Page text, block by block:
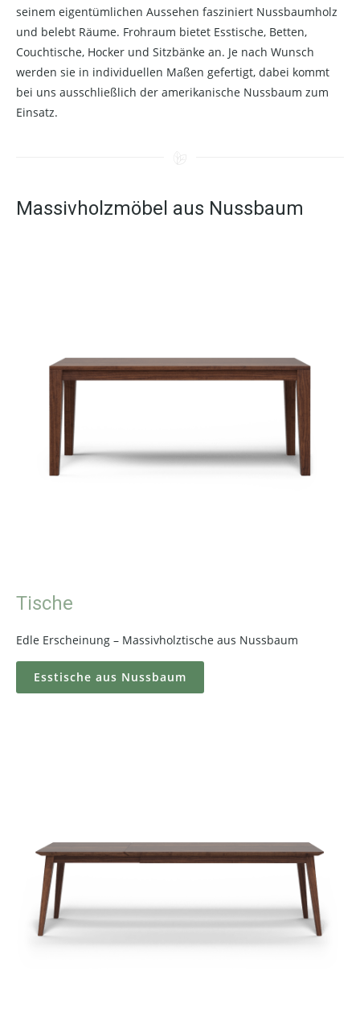
seinem eigentümlichen Aussehen fasziniert Nussbaumholz
und belebt Räume. Frohraum bietet Esstische, Betten,
Couchtische, Hocker und Sitzbänke an. Je nach Wunsch
werden sie in individuellen Maßen gefertigt, dabei kommt
bei uns ausschließlich der amerikanische Nussbaum zum
Einsatz.
Massivholzmöbel aus Nussbaum
Tische
Edle Erscheinung – Massivholztische aus Nussbaum
Esstische aus Nussbaum